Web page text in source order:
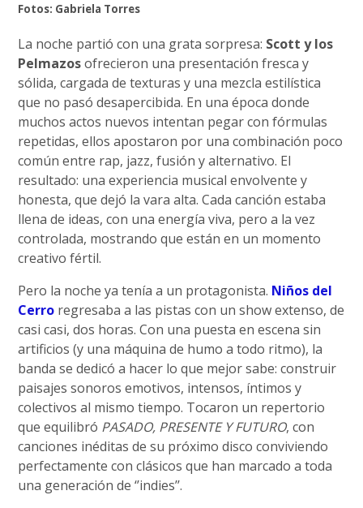
Fotos: Gabriela Torres
La noche partió con una grata sorpresa: Scott y los
Pelmazosofrecieron una presentación fresca y
sólida, cargada de texturas y una mezcla estilística
que no pasó desapercibida. En una época donde
muchos actos nuevos intentan pegar con fórmulas
repetidas, ellos apostaron por una combinación poco
común entre rap, jazz, fusión y alternativo. El
resultado: una experiencia musical envolvente y
honesta, que dejó la vara alta. Cada canción estaba
llena de ideas, con una energía viva, pero a la vez
controlada, mostrando que están en un momento
creativo fértil.
Pero la noche ya tenía a un protagonista. Niños del
Cerro regresaba a las pistas con un show extenso, de
casi casi, dos horas. Con una puesta en escena sin
artificios (y una máquina de humo a todo ritmo), la
banda se dedicó a hacer lo que mejor sabe: construir
paisajes sonoros emotivos, intensos, íntimos y
colectivos al mismo tiempo. Tocaron un repertorio
que equilibró PASADO, PRESENTE Y FUTURO, con
canciones inéditas de su próximo disco conviviendo
perfectamente con clásicos que han marcado a toda
una generación de ‘’indies’’.